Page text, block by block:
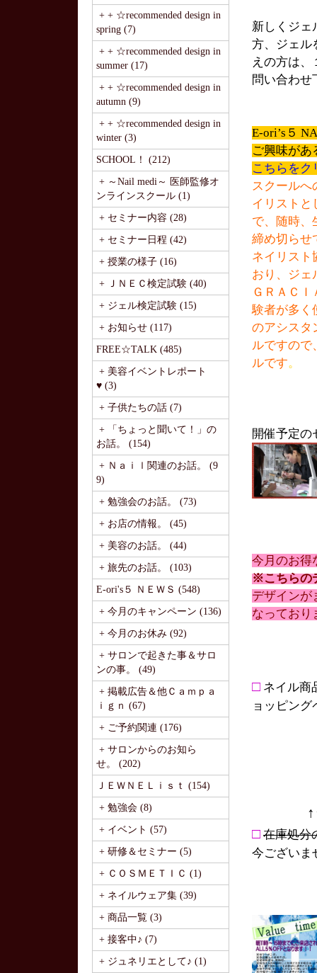
+ + ☆recommended design in
spring (7)
+ + ☆recommended design in
summer (17)
+ + ☆recommended design in
autumn (9)
+ + ☆recommended design in
winter (3)
SCHOOL！ (212)
+ ～Nail medi～ 医師監修オ
ンラインスクール (1)
+ セミナー内容 (28)
+ セミナー日程 (42)
+ 授業の様子 (16)
+ ＪＮＥＣ検定試験 (40)
+ ジェル検定試験 (15)
+ お知らせ (117)
FREE☆TALK (485)
+ 美容イベントレポート
♥ (3)
+ 子供たちの話 (7)
+ 「ちょっと聞いて！」の
お話。 (154)
+ Ｎａｉｌ関連のお話。 (9
9)
+ 勉強会のお話。 (73)
+ お店の情報。 (45)
+ 美容のお話。 (44)
+ 旅先のお話。 (103)
E-ori's５ ＮＥＷＳ (548)
+ 今月のキャンペーン (136)
+ 今月のお休み (92)
+ サロンで起きた事＆サロ
ンの事。 (49)
+ 掲載広告＆他Ｃａｍｐａ
ｉｇｎ (67)
+ ご予約関連 (176)
+ サロンからのお知ら
せ。 (202)
ＪＥＷＮＥＬｉｓｔ (154)
+ 勉強会 (8)
+ イベント (57)
+ 研修＆セミナー (5)
+ ＣＯＳＭＥＴＩＣ (1)
+ ネイルウェア集 (39)
+ 商品一覧 (3)
+ 接客中♪ (7)
+ ジュネリエとして♪ (1)
新しくジェ
方、ジェル
えの方は
問い合わせ
E-ori’s５
ご興味があ
こちらをク
スクールへ
イリストと
で、随時、
締め切らせ
ネイリスト
おり、ジェ
ＧＲＡＣ
験者が多く
のアシスタ
ルですので
ルです。
開催予定の
今月のお得
※こちらの
デザインが
なっており
□ ネイル商
ョッピン
□ 在庫処分
今ございま